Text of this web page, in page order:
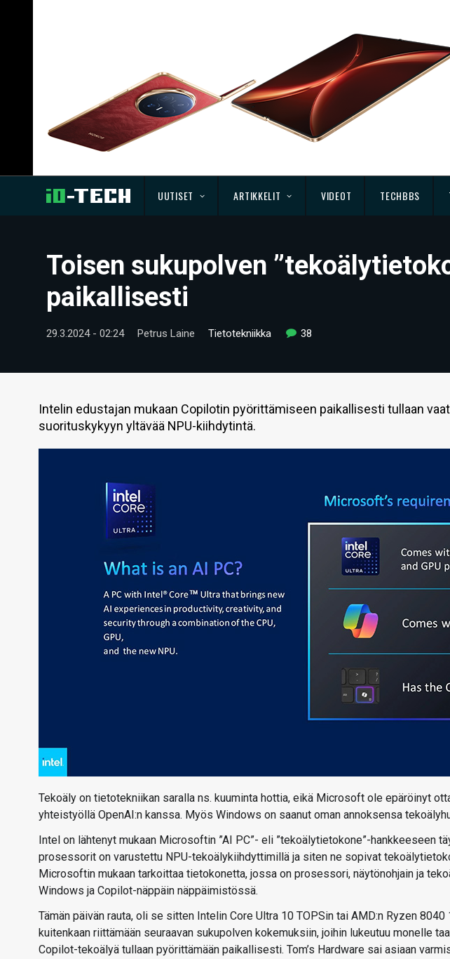
UUTISET ARTIKKELIT VIDEOT TECHBBS
Toisen sukupolven
paikallisesti
29.3.2024 - 02:24 Petrus Laine Tietotekniikka 38
Intelin edustajan mukaan Copilotin pyörittämiseen paikallisesti tullaan
suorituskykyyn yltävää NPU-kiihdytintä.
Tekoäly on tietotekniikan saralla ns. kuuminta hottia, eikä Microsoft ole epäröinyt
yhteistyöllä OpenAI:n kanssa. Myös Windows on saanut oman annoksensa
Intel on lähtenyt mukaan Microsoftin ”AI PC”- eli ”tekoälytietokone”-hankkeeseen
prosessorit on varustettu NPU-tekoälykiihdyttimillä ja siten ne sopivat
Microsoftin mukaan tarkoittaa tietokonetta, jossa on prosessori, näytönohjain ja
Windows ja Copilot-näppäin näppäimistössä.
Tämän päivän rauta, oli se sitten Intelin Core Ultra 10 TOPSin tai AMD:n Ryzen
kuitenkaan riittämään seuraavan sukupolven kokemuksiin, joihin lukeutuu monelle
Copilot-tekoälyä tullaan pyörittämään paikallisesti. Tom’s Hardware sai asiaan